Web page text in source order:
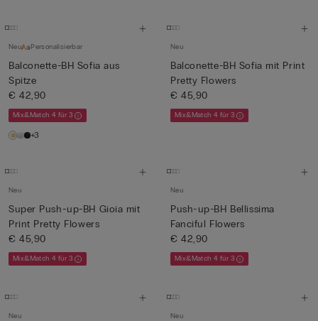
Neu Personalisierbar
Balconette-BH Sofia aus
Spitze
€ 42,90
Mix&Match 4 für 3
+3
Neu
Balconette-BH Sofia mit Print
Pretty Flowers
€ 45,90
Mix&Match 4 für 3
Neu
Super Push-up-BH Gioia mit
Print Pretty Flowers
€ 45,90
Mix&Match 4 für 3
Neu
Push-up-BH Bellissima
Fanciful Flowers
€ 42,90
Mix&Match 4 für 3
Neu Neu